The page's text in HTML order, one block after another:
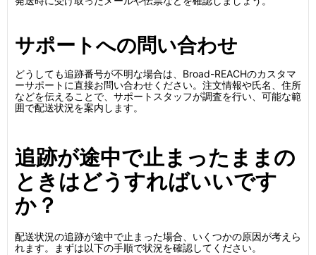
サポートへの問い合わせ
どうしても追跡番号が不明な場合は、Broad-REACHのカスタマ
ーサポートに直接お問い合わせください。注文情報や氏名、住所
などを伝えることで、サポートスタッフが調査を行い、可能な範
囲で配送状況を案内します。
追跡が途中で止まったままの
ときはどうすればいいです
か？
配送状況の追跡が途中で止まった場合、いくつかの原因が考えら
れます。まずは以下の手順で状況を確認してください。